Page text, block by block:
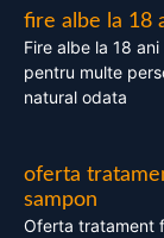
fire albe la 18
Fire albe la 18
pentru multe
natural odata
oferta
sampon
Oferta tratament